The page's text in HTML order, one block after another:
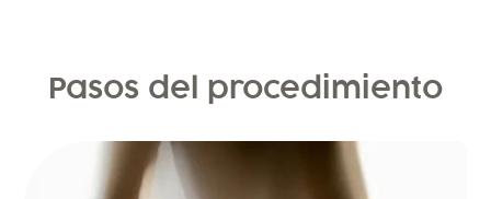
Pasos del procedimiento